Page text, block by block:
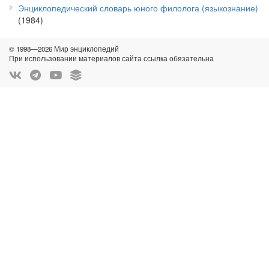
Энциклопедический словарь юного филолога (языкознание)
(1984)
© 1998—2026 Мир энциклопедий
При использовании материалов сайта ссылка обязательна